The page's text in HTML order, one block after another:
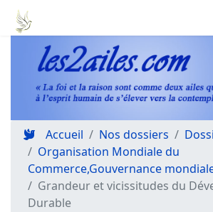
Accueil Nos dossiers
Organisation Mondiale du
Commerce,Gouvernance
Grandeur et vicissitudes du
Durable